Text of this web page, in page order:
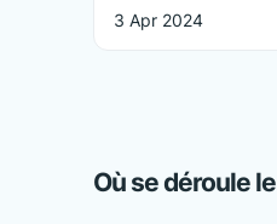
3 Apr 2024
Où se déroule